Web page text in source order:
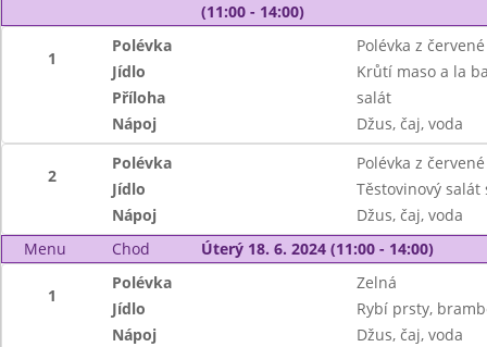
(11:00 - 14:00)
1
Polévka
Polévka z
Jídlo
Krůtí maso a la
Příloha
salát
Nápoj
Džus, čaj, voda
2
Polévka
Polévka z
Jídlo
Těstovinový
Nápoj
Džus, čaj, voda
Menu
Chod Úterý 18. 6. 2024 (11:00 - 14:00)
1
Polévka
Zelná
Jídlo
Rybí prsty,
Nápoj
Džus, čaj, voda